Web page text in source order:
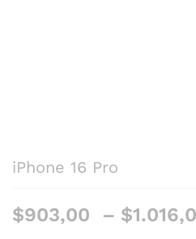
iPhone 16 Pro
$903,00 – $